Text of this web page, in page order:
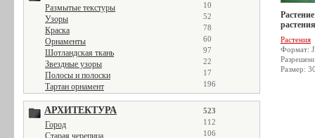
Размытые текстуры 10
Узоры 52
Краска 78
Орнаменты 60
Шотландская ткань 97
Звездные узоры 22
Полосы и полоски 17
Тартан орнамент 196
АРХИТЕКТУРА 523
Город 112
Старая черепица 106
Растения
Формат:
Размер: